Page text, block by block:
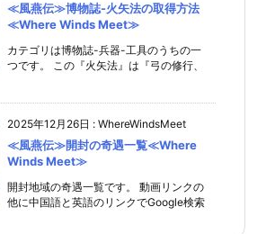
≪風燕伝≫博物誌-火矢法の取得方法
≪Where Winds Meet≫
カテゴリは博物誌-兵器-工具のうちの一
つです。 この『火矢法』は『弓の修行、
2025年12月26日 : WhereWindsMeet
≪風燕伝≫開封の奇遇一覧≪Where
Winds Meet≫
開封地域の奇遇一覧です。 動画リンクの
他に中国語と英語のリンクでGoogle検索